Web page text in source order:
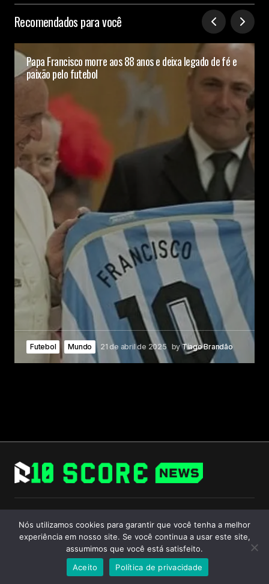
Recomendados para você
Papa Francisco morre aos 88 anos e deixa legado de fé e
paixão pelo futebol
Futebol Mundo 21 de abril de 2025 byTiago Brandão
Follow Us
© 2024 R10 Score. All Rights Reserved.
Nós utilizamos cookies para garantir que você tenha a melhor
experiência em nosso site. Se você continua a usar este site,
assumimos que você está satisfeito.
Aceito
Política de privacidade